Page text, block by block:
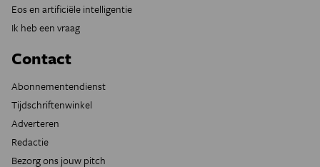
Eos en artificiële intelligentie
Ik heb een vraag
Contact
Abonnementendienst
Tijdschriftenwinkel
Adverteren
Redactie
Bezorg ons jouw pitch